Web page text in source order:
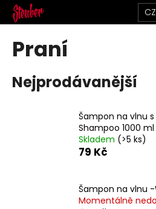
Přejít
obsah
Praní
Nejprodávanější
Šampon na vlnu
Shampoo 1000 ml
Skladem (>5 ks)
79 Kč
Šampon na vlnu
Momentálně
o
o